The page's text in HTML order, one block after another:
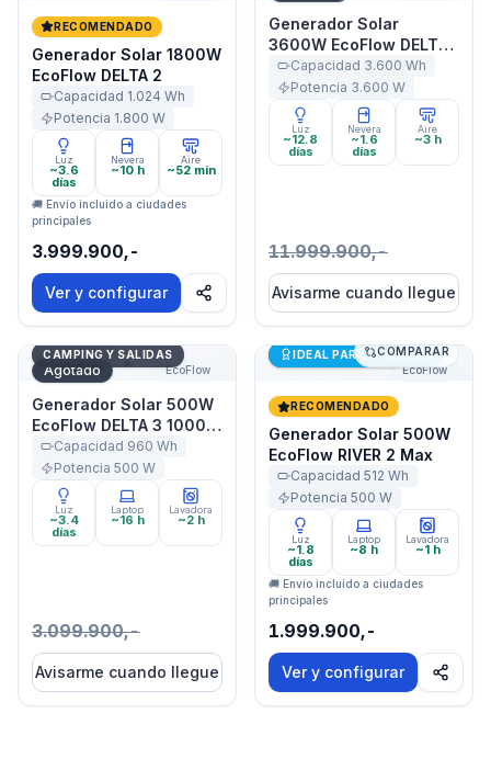
RECOMENDADO
Generador Solar 1800W
EcoFlow DELTA 2
Capacidad 1.024 Wh
Potencia 1.800 W
Luz
~3.6
días
Nevera
~10 h
Aire
~52 min
🚚 Envío incluido a ciudades
principales
3.999.900,-
Ver y configurar
Generador Solar
3600W EcoFlow DELTA
ProCapacidad 3.600 Wh
Potencia 3.600 W
Luz
~12.8
días
Nevera
~1.6
días
Aire
~3 h
11.999.900,-
Avisarme cuando llegue
Generador Solar 500W EcoFlow DELTA 3 1000 Air
Agotado EcoFlow
CAMPING Y SALIDAS
Generador Solar 500W
EcoFlow DELTA 3 1000
AirCapacidad 960 Wh
Potencia 500 W
Luz
~3.4
días
Laptop
~16 h
Lavadora
~2 h
3.099.900,-
Avisarme cuando llegue
Generador Solar 500W
EcoFlow
Últimas unidades
IDEAL PARA STARLINK
COMPARAR
RECOMENDADO
Generador Solar 500W
EcoFlow RIVER 2 Max
Capacidad 512 Wh
Potencia 500 W
Luz
~1.8
días
Laptop
~8 h
Lavadora
~1 h
🚚 Envío incluido a ciudades
principales
1.999.900,-
Ver y configurar